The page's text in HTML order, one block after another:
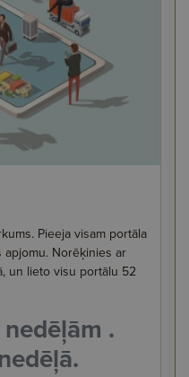
Pieeja visam portāla
apjomu. Norēķinies ar
un lieto visu portālu 52
.